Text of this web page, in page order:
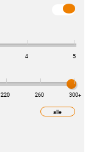
4 5
220 260 300+
alle